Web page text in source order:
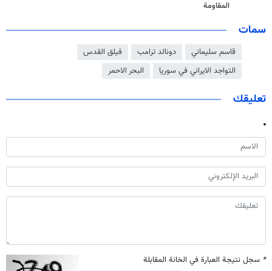
المقاومة
سمات
قاسم سليماني دونالد ترامب
فيلق القدس
التواجد الايراني في سوريا
البحر الاحمر
تعليقك
* سجل نتيجة العبارة في الخانة المقابلة